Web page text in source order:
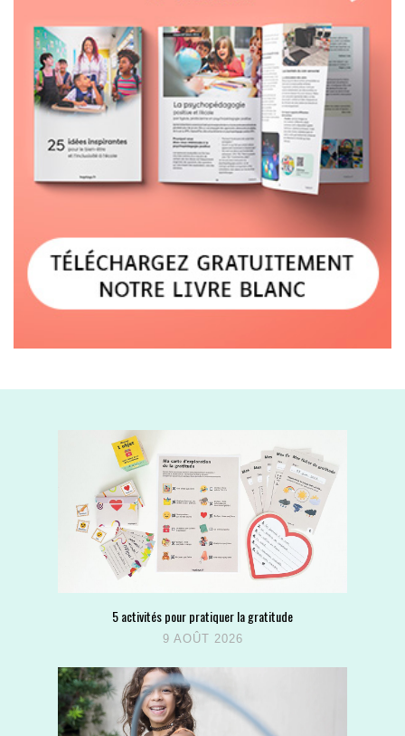
5 activités pour pratiquer la gratitude
9 AOÛT 2026